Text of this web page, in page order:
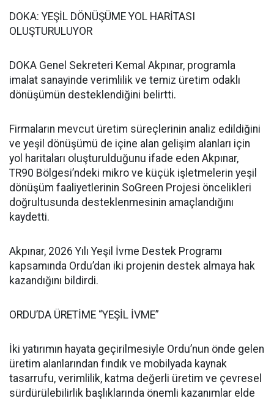
DOKA: YEŞİL DÖNÜŞÜME YOL HARİTASI
OLUŞTURULUYOR
DOKA Genel Sekreteri Kemal Akpınar, programla
imalat sanayinde verimlilik ve temiz üretim odaklı
dönüşümün desteklendiğini belirtti.
Firmaların mevcut üretim süreçlerinin analiz edildiğini
ve yeşil dönüşümü de içine alan gelişim alanları için
yol haritaları oluşturulduğunu ifade eden Akpınar,
TR90 Bölgesi’ndeki mikro ve küçük işletmelerin yeşil
dönüşüm faaliyetlerinin SoGreen Projesi öncelikleri
doğrultusunda desteklenmesinin amaçlandığını
kaydetti.
Akpınar, 2026 Yılı Yeşil İvme Destek Programı
kapsamında Ordu’dan iki projenin destek almaya hak
kazandığını bildirdi.
ORDU’DA ÜRETİME “YEŞİL İVME”
İki yatırımın hayata geçirilmesiyle Ordu’nun önde gelen
üretim alanlarından fındık ve mobilyada kaynak
tasarrufu, verimlilik, katma değerli üretim ve çevresel
sürdürülebilirlik başlıklarında önemli kazanımlar elde